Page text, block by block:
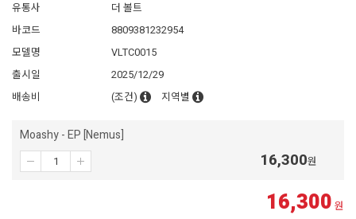
유통사
더 볼트
바코드
8809381232954
모델명
VLTC0015
출시일
2025/12/29
배송비
(조건) 지역별
Moashy - EP [Nemus]
16,300원
16,300 원